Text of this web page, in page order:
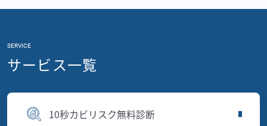
SERVICE
サービス一覧
10秒カビリスク無料診断